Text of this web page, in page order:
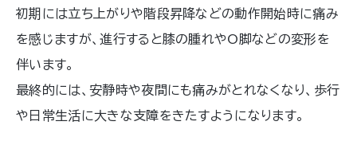
初期には立ち上がりや階段昇降などの動作開始時に痛み
を感じますが、進行すると膝の腫れやO脚などの変形を
伴います。
最終的には、安静時や夜間にも痛みがとれなくなり、歩行
や日常生活に大きな支障をきたすようになります。